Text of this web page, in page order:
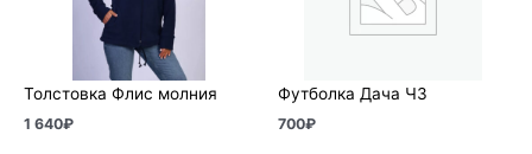
Толстовка Флис молния
1 640₽
Футболка Дача ЧЗ
700₽